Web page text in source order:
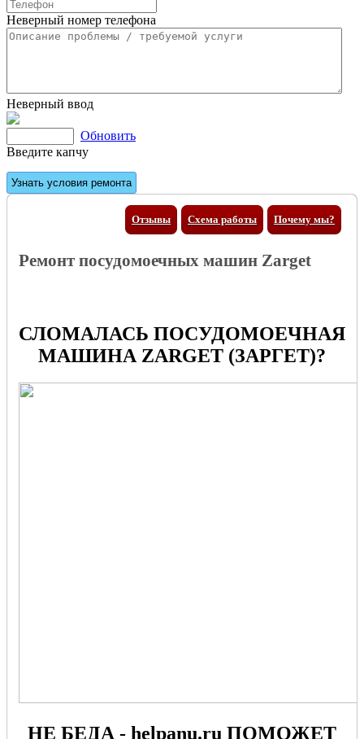
Неверный номер телефона
Неверный ввод
Обновить
Введите капчу
Отзывы Почему мы?
Схема работы
Ремонт посудомоечных машин Zarget
СЛОМАЛАСЬ ПОСУДОМОЕЧНАЯ
МАШИНА ZARGET (ЗАРГЕТ)?
НЕ БЕДА - helpanu.ru ПОМОЖЕТ